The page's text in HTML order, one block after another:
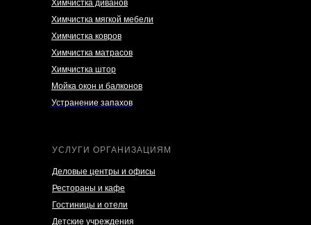
Химчистка диванов
Химчистка мягкой мебели
Химчистка ковров
Химчистка матрасов
Химчистка штор
Мойка окон и балконов
Устранение запахов
УСЛУГИ ОРГАНИЗАЦИЯМ
Деловые центры и офисы
Рестораны и кафе
Гостиницы и отели
Детские учреждения